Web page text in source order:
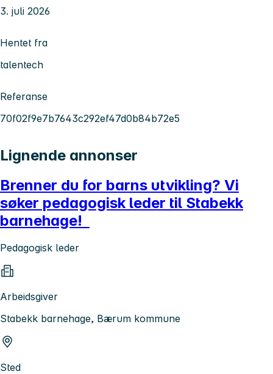
3. juli 2026
Hentet fra
talentech
Referanse
70f02f9e7b7643c292ef47d0b84b72e5
Lignende annonser
Brenner du for barns utvikling? Vi
søker pedagogisk leder til Stabekk
barnehage!
Pedagogisk leder
Arbeidsgiver
Stabekk barnehage, Bærum kommune
Sted